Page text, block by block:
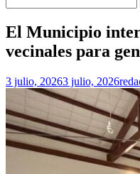
El Municipio
vecinales para
3 julio, 20263 julio, 2026